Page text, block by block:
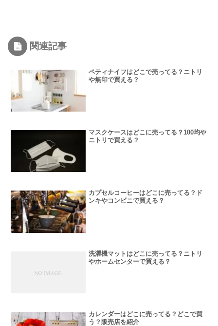
関連記事
ペティナイフはどこで売ってる？ニトリ
や無印で買える？
マスクケースはどこに売ってる？100均や
ニトリで買える？
カプセルコーヒーはどこに売ってる？ド
ンキやコンビニで買える？
洗濯機マットはどこに売ってる？ニトリ
やホームセンターで買える？
カレンダーはどこに売ってる？どこで買
う？販売店を紹介